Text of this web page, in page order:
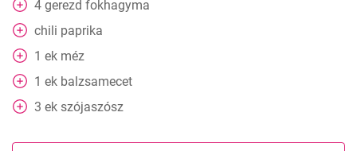
4 gerezd fokhagyma
chili paprika
1 ek méz
1 ek balzsamecet
3 ek szójaszósz